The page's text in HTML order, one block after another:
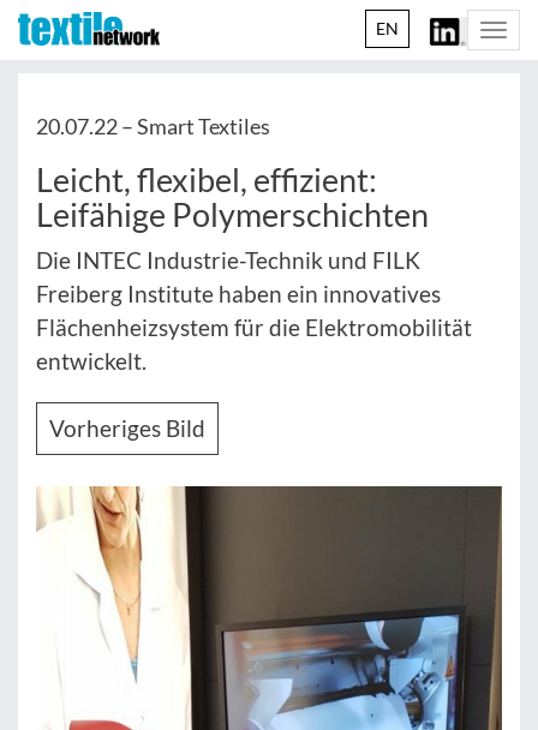
EN
20.07.22 –Smart Textiles
Leicht, flexibel, effizient:
Leifähige Polymerschichten
Die INTEC Industrie-Technik und FILK
Freiberg Institute haben ein innovatives
Flächenheizsystem für die Elektromobilität
entwickelt.
Vorheriges Bild